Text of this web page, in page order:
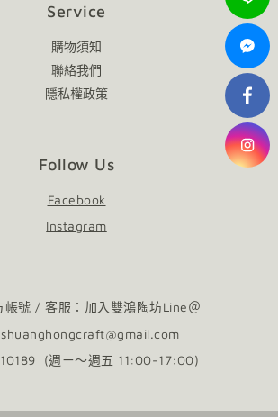
Service
購物須知
聯絡我們
隱私權政策
Follow Us
Facebook
Instagram
帳號 / 客服：加入 雙鴻陶坊Line＠
(週ㄧ～週五 11:00-17:00)